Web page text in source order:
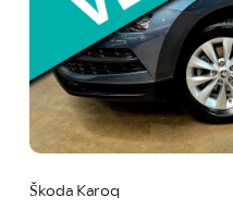
Škoda Karoq